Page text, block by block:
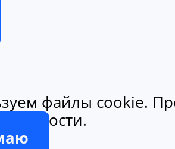
файлы cookie.